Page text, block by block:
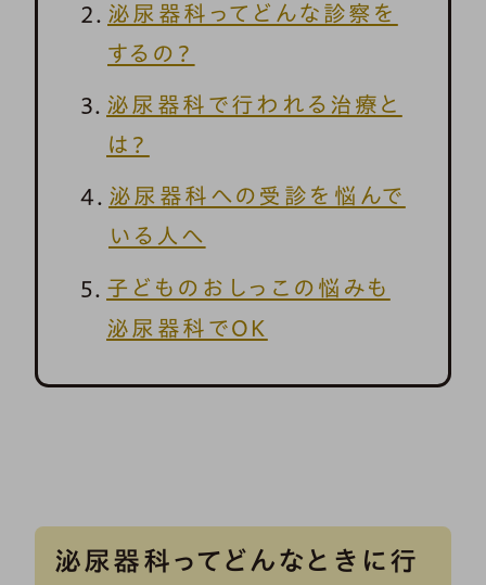
泌尿器科ってどんな診察を
するの？
泌尿器科で行われる治療と
は？
泌尿器科への受診を悩んで
いる人へ
子どものおしっこの悩みも
泌尿器科でOK
泌尿器科ってどんなときに行